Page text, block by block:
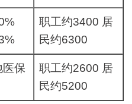
职工约3400 居
民约6300
医保
职工约2600 居
民约5200